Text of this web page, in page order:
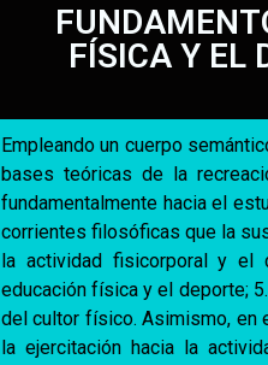
FÍSICA Y EL
Empleando un cuerpo
bases teóricas de la
fundamentalmente hacia el
corrientes filosóficas que la
la actividad fisicorporal y el
educación física y el deporte;
del cultor físico. Asimismo, en
la ejercitación hacia la